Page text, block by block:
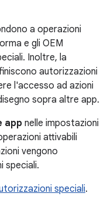
a operazioni
e gli OEM
Inoltre, la
autorizzazioni
l'accesso ad azioni
sopra altre app.
app nelle impostazioni
attivabili
vengono
speciali.
speciali.